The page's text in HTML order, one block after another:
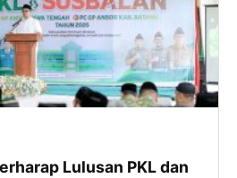
Lulusan PKL dan